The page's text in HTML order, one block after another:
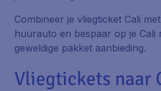
Combineer je vliegticket Cali
huurauto en bespaar op je Cali
geweldige pakket aanbieding.
Vliegtickets naar